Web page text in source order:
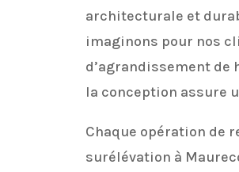
architecturale et
imaginons pour nos
d’agrandissement de
la conception assure
Chaque opération de
surélévation à